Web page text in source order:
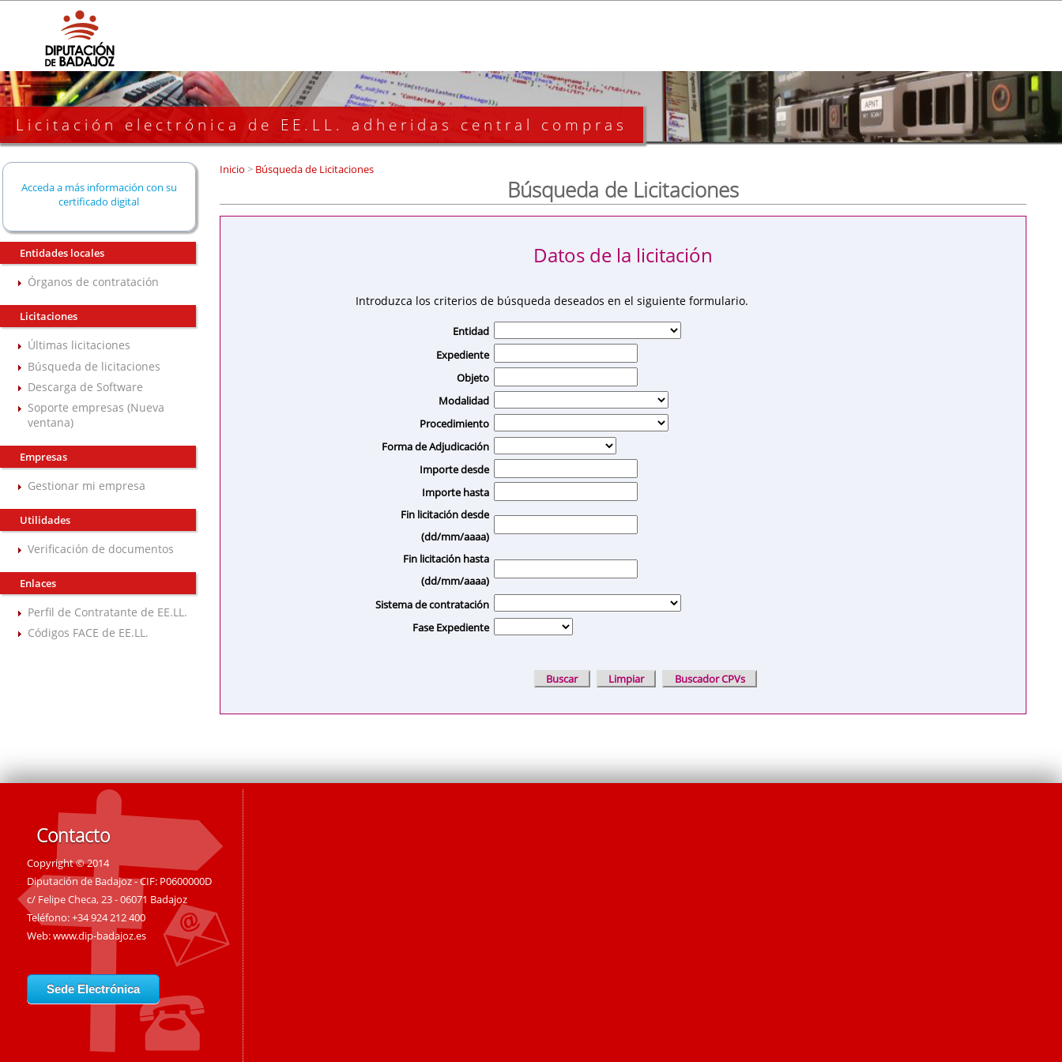
Licitación electrónica de EE.LL. adheridas central compras
Acceda a más información con su
certificado digital
Entidades locales
Órganos de contratación
Licitaciones
Últimas licitaciones
Búsqueda de licitaciones
Descarga de Software
Soporte empresas (Nueva
ventana)
Empresas
Gestionar mi empresa
Utilidades
Verificación de documentos
Enlaces
Perfil de Contratante de EE.LL.
Códigos FACE de EE.LL.
Inicio >Búsqueda de Licitaciones
Búsqueda de Licitaciones
Introduzca los criterios de búsqueda deseados en el siguiente formulario.
Datos de la licitación
Entidad
Expediente
Objeto
Modalidad
Procedimiento
Forma de Adjudicación
Importe desde
Importe hasta
Fin licitación desde
(dd/mm/aaaa)
Fin licitación hasta
(dd/mm/aaaa)
Sistema de contratación
Fase Expediente
Contacto
Copyright © 2014
Diputación de Badajoz - CIF: P0600000D
c/ Felipe Checa, 23 - 06071 Badajoz
Teléfono: +34 924 212 400
Web:www.dip-badajoz.es
Sede Electrónica